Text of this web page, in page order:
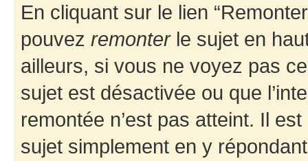
En cliquant sur le lien
pouvez remonterle sujet en
ailleurs, si vous ne voyez pas
sujet est désactivée ou que
remontée n’est pas atteint. Il
sujet simplement en y